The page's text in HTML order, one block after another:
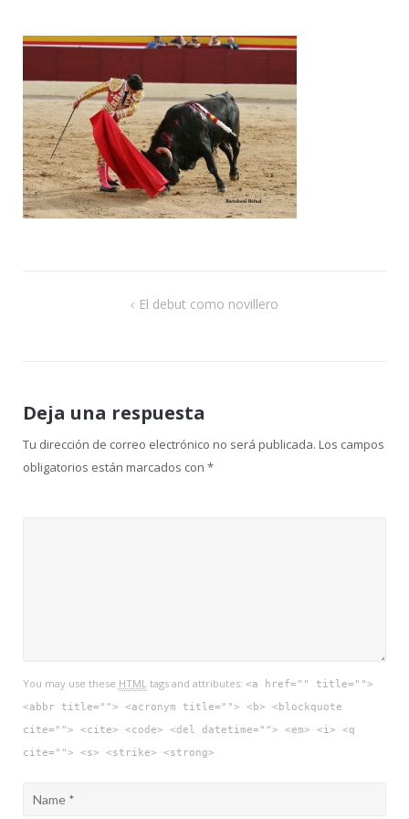
NavegaciónEl debut como novillero
Deja una respuesta
Tu dirección de correo electrónico no será publicada. Los campos
obligatorios están marcados con *
You may use these HTMLtags and attributes: <a href="" title="">
<abbr title=""> <acronym title=""> <b> <blockquote
cite=""> <cite> <code> <del datetime=""> <em> <i> <q
cite=""> <s> <strike> <strong>